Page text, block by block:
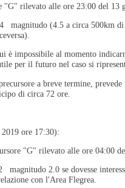
"G" rilevato alle ore 23:00 del 13
magnitudo (4.5 a circa 500km di
è impossibile al momento
per il futuro nel caso si
a breve termine,
di circa 72 ore.
ore 17:30):
"G" rilevato alle ore 04:00
2.0 se dovesse
con l'Area Flegrea.